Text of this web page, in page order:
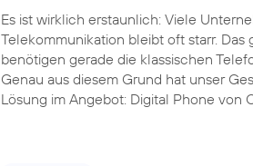
Es ist wirklich erstaunlich: Viele
Telekommunikation bleibt oft starr.
benötigen gerade die klassischen
Genau aus diesem Grund hat unser
Lösung im Angebot: Digital Phone von